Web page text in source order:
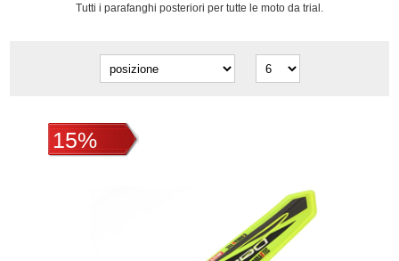
Tutti i parafanghi posteriori per tutte le moto da trial.
15%